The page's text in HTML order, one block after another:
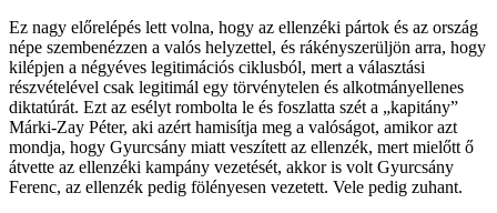
Ez nagy előrelépés lett volna, hogy az ellenzéki pártok és az ország
népe szembenézzen a valós helyzettel, és rákényszerüljön arra, hogy
kilépjen a négyéves legitimációs ciklusból, mert a választási
részvételével csak legitimál egy törvénytelen és alkotmányellenes
diktatúrát. Ezt az esélyt rombolta le és foszlatta szét a „kapitány”
Márki-Zay Péter, aki azért hamisítja meg a valóságot, amikor azt
mondja, hogy Gyurcsány miatt veszített az ellenzék, mert mielőtt ő
átvette az ellenzéki kampány vezetését, akkor is volt Gyurcsány
Ferenc, az ellenzék pedig fölényesen vezetett. Vele pedig zuhant.